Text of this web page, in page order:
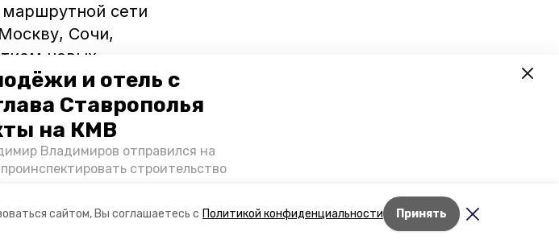
сайтом, Вы соглашаетесь с Политикой конфиденциальности Принять
и отель с
Ставрополья
на КМВ
Владимиров отправился на
строительство
также выслушать предложения о
Лента новостей
маршрутной сети
Сочи,
новых
Курск и
рейс из